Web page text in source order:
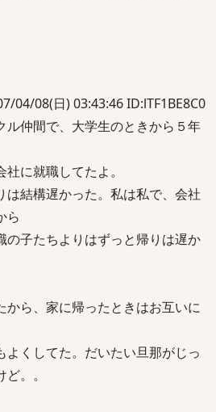
04/08(日) 03:43:46 ID:lTF1BE8C0
ル仲間で、大学生のときから５年
に就職してたよ。
は結構遅かった。私は私で、会社
ら
の子たちよりはずっと帰りは遅か
から、家に帰ったときはお互いに
よくしてた。だいたい旦那がじっ
。。